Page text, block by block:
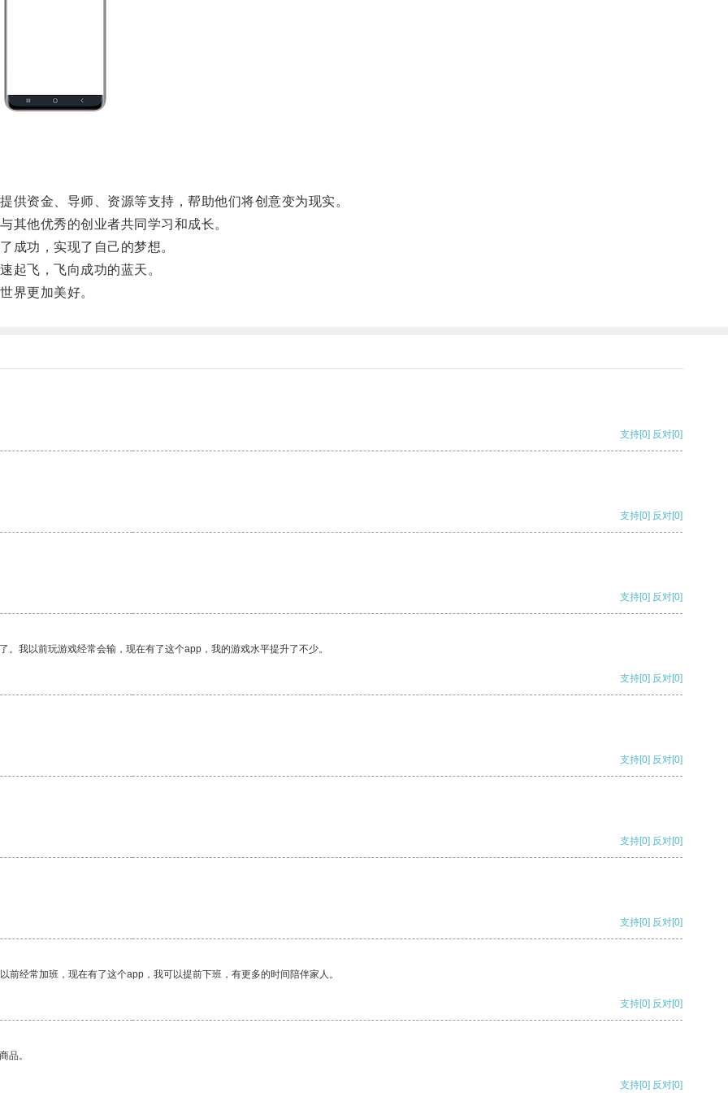
资金、导师、资源等支持，帮助他们将创意变为现实。
他优秀的创业者共同学习和成长。
功，实现了自己的梦想。
飞，飞向成功的蓝天。
更加美好。
支持[0] 反对[0]
支持[0] 反对[0]
支持[0] 反对[0]
我以前玩游戏经常会输，现在有了这个app，我的游戏水平提升了不少。
支持[0] 反对[0]
支持[0] 反对[0]
支持[0] 反对[0]
支持[0] 反对[0]
经常加班，现在有了这个app，我可以提前下班，有更多的时间陪伴家人。
支持[0] 反对[0]
品。
支持[0] 反对[0]